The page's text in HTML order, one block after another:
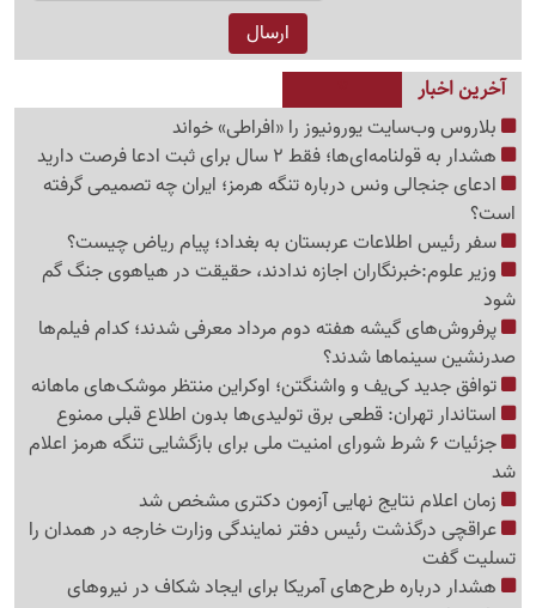
آخرین اخبار
بلاروس وب‌سایت یورونیوز را «افراطی» خواند
هشدار به قولنامه‌ای‌ها؛ فقط 2 سال برای ثبت ادعا فرصت دارید
ادعای جنجالی ونس درباره تنگه هرمز؛ ایران چه تصمیمی گرفته
است؟
سفر رئیس اطلاعات عربستان به بغداد؛ پیام ریاض چیست؟
وزیر علوم:خبرنگاران اجازه ندادند، حقیقت در هیاهوی جنگ گم
شود
پرفروش‌های گیشه هفته دوم مرداد معرفی شدند؛ کدام فیلم‌ها
صدرنشین سینماها شدند؟
توافق جدید کی‌یف و واشنگتن؛ اوکراین منتظر موشک‌های ماهانه
استاندار تهران: قطعی برق تولیدی‌ها بدون اطلاع قبلی ممنوع
جزئیات 6 شرط شورای امنیت ملی برای بازگشایی تنگه هرمز اعلام
شد
زمان اعلام نتایج نهایی آزمون دکتری مشخص شد
عراقچی درگذشت رئیس دفتر نمایندگی وزارت خارجه در همدان را
تسلیت گفت
هشدار درباره طرح‌های آمریکا برای ایجاد شکاف در نیروهای